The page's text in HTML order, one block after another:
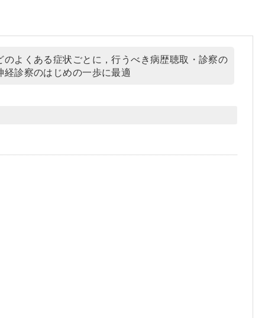
よくある症状ごとに，行うべき病歴聴取・診察の
診察のはじめの一歩に最適